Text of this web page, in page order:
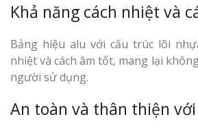
Khả năng cách nhiệt và
Bảng hiệu alu với cấu trúc lõi
nhiệt và cách âm tốt, mang lại
người sử dụng.
An toàn và thân thiện